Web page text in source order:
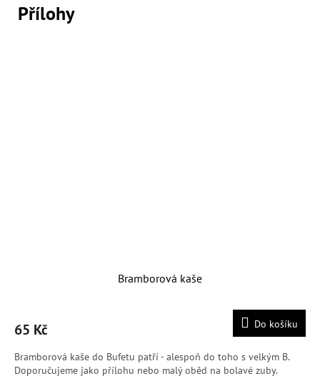
Přílohy
Bramborová kaše
65 Kč Do košíku
Bramborová kaše do Bufetu patří - alespoň do toho s velkým B.
Doporučujeme jako přílohu nebo malý oběd na bolavé zuby.